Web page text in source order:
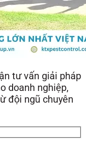
tư vấn giải pháp
doanh nghiệp,
đội ngũ chuyên